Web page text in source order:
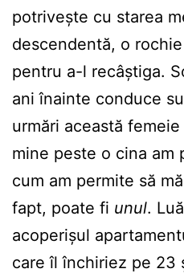
potrivește cu starea
descendentă, o
pentru a-l recâștiga.
ani înainte conduce
urmări această
mine peste o cina am
cum am permite să
fapt, poate fi unul.
acoperișul
care îl închiriez pe 23